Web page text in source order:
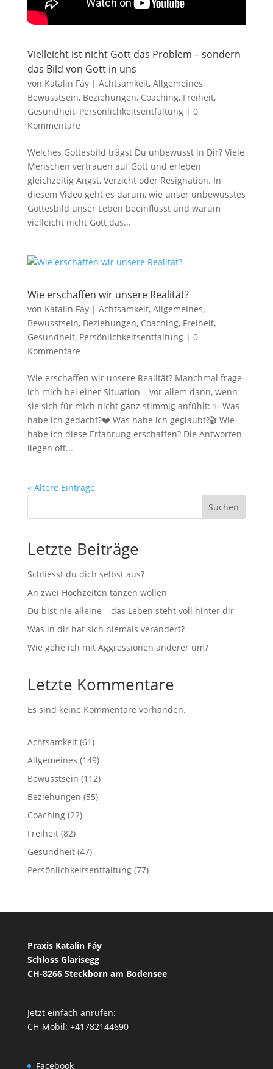
Vielleicht ist nicht Gott das Problem – sondern
das Bild von Gott in uns
von Katalin Fáy| Achtsamkeit, Allgemeines,
Bewusstsein, Beziehungen, Coaching, Freiheit,
Gesundheit, Persönlichkeitsentfaltung| 0
Kommentare
Welches Gottesbild trägst Du unbewusst in Dir? Viele
Menschen vertrauen auf Gott und erleben
gleichzeitig Angst, Verzicht oder Resignation. In
diesem Video geht es darum, wie unser unbewusstes
Gottesbild unser Leben beeinflusst und warum
vielleicht nicht Gott das...
Wie erschaffen wir unsere Realität?
von Katalin Fáy| Achtsamkeit, Allgemeines,
Bewusstsein, Beziehungen, Coaching, Freiheit,
Gesundheit, Persönlichkeitsentfaltung| 0
Kommentare
Wie erschaffen wir unsere Realität? Manchmal frage
ich mich bei einer Situation – vor allem dann, wenn
sie sich für mich nicht ganz stimmig anfühlt: ✨ Was
habe ich gedacht?❤️ Was habe ich geglaubt?🎬 Wie
habe ich diese Erfahrung erschaffen? Die Antworten
liegen oft...
« Ältere Einträge
Suchen
Letzte Beiträge
Schliesst du dich selbst aus?
An zwei Hochzeiten tanzen wollen
Du bist nie alleine – das Leben steht voll hinter dir
Was in dir hat sich niemals verändert?
Wie gehe ich mit Aggressionen anderer um?
Letzte Kommentare
Es sind keine Kommentare vorhanden.
Achtsamkeit(61)
Allgemeines (149)
Bewusstsein (112)
Beziehungen (55)
Coaching(22)
Freiheit(82)
Gesundheit(47)
Persönlichkeitsentfaltung(77)
Praxis Katalin Fáy
Schloss Glarisegg
CH-8266 Steckborn am Bodensee
Jetzt einfach anrufen:
CH-Mobil: +41782144690
Facebook